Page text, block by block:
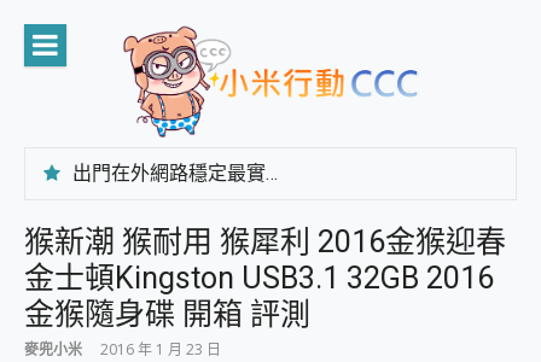
content
出門在外網路穩定最實在 「台灣大哥大」榮獲 4G/5G 在線率全球 NO.3 全台第一與全台六冠王實測心得，走到哪順到哪！
CP 值天花板~ Bongcom BS5 足球君開箱~ 短焦投影機 3千元就能擁有！ 折扣碼在這～
專為 PC上的 XBOX和掌機設計的 FireCuda X1070 SSD 固態硬碟開箱 評測
台灣製攝影機在這裡，100%全無線設計 SpotCam Solo Eco 太陽能防水雲端攝影機 SpotCam Solo 3 2.5K高畫質戶外攝影機 開箱 評測
電力超超超持久 MSI 微星 Prestige 14 AI+ D3MG-031TW 14吋 開箱評價，AI輕薄商務筆電 Copilot+ PC
超懂拍、耐用 AI 街拍機~ realme 16 Pro 開箱評價~ 2 億畫素 LumaColor 影像、持久續航與 IP69K 高防護
猴新潮 猴耐用 猴犀利 2016金猴迎春
金士頓Kingston USB3.1 32GB 2016
金猴隨身碟 開箱 評測
麥兜小米 2016 年 1 月 23 日